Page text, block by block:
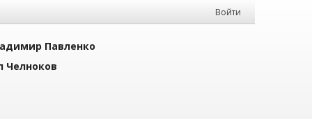
Войти
Павленко
Челноков